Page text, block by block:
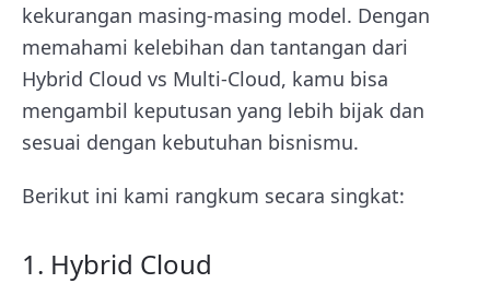
kekurangan masing-masing model. Dengan
memahami kelebihan dan tantangan dari
Hybrid Cloud vs Multi-Cloud, kamu bisa
mengambil keputusan yang lebih bijak dan
sesuai dengan kebutuhan bisnismu.
Berikut ini kami rangkum secara singkat:
1. Hybrid Cloud